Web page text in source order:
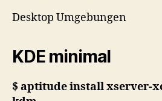
Desktop Umgebungen
KDE minimal
$ aptitude install xserver-